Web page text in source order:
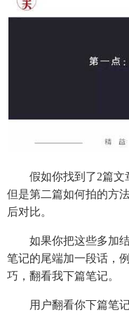
假如你找到了2篇文章
但是第二篇如何拍的方
后对比。
如果你把这些多加结
笔记的尾端加一段话，
巧，翻看我下篇笔记。
用户翻看你下篇笔记